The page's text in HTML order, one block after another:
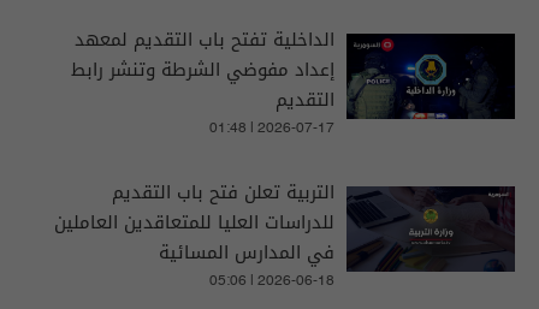
الداخلية تفتح باب التقديم لمعهد
إعداد مفوضي الشرطة وتنشر رابط
التقديم
01:48 | 2026-07-17
التربية تعلن فتح باب التقديم
للدراسات العليا للمتعاقدين العاملين
في المدارس المسائية
05:06 | 2026-06-18